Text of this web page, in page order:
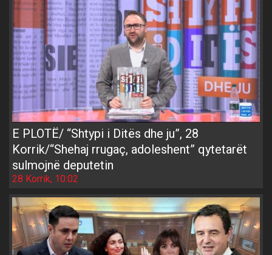
E PLOTË/ “Shtypi i Ditës dhe ju”, 28
Korrik/“Shehaj rrugaç, adoleshent” qytetarët
sulmojnë deputetin
28 Korrik, 10:02